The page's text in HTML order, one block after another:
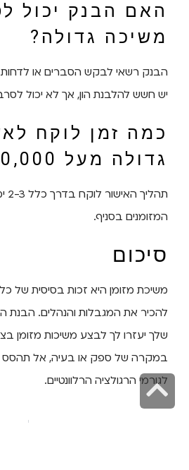
האם הבנק יכול
משיכה גדולה?
הבנק רשאי לבקש הסברים או לדחות
יש חשש להלבנת הון, אך לא יכול
כמה זמן לוקח
גדולה מעל 100,000 ₪?
המזומנים בסניף.
סיכום
משיכת מזומן היא זכות בסיסית של
להכיר את המגבלות והנהלים. הבנת
שלך יעזרו לך לבצע משיכות מזומן
במקרה של ספק או בעיה, אל תהסס
לגורמי הרגולציה הרלוונטיים.
גלילה
לראש